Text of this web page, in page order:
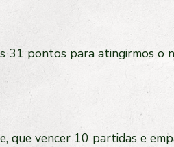
31 pontos para atingirmos o
que vencer 10 partidas e